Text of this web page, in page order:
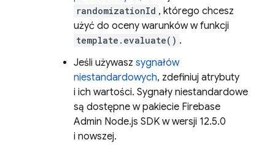
randomizationId , którego chcesz
użyć do oceny warunków w funkcji
template.evaluate() .
Jeśli używasz sygnałów
niestandardowych, zdefiniuj atrybuty
i ich wartości. Sygnały niestandardowe
są dostępne w pakiecie Firebase
Admin Node.js SDK w wersji 12.5.0
i nowszej.